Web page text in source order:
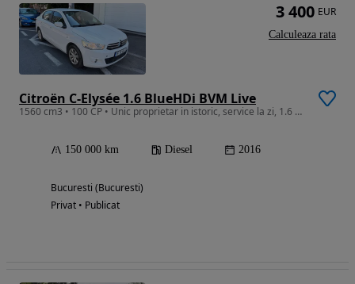
Citroën C-Elysée 1.6 BlueHDi BVM Live
1560 cm3 • 100 CP • Unic proprietar in istoric, service la zi, 1.6 HDI, euro 6
150 000 km Diesel 2016
Bucuresti (Bucuresti)
Privat • Publicat
3 400 EUR
Calculeaza rata